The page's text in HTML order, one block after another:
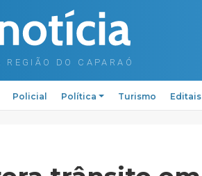
Policial Política Turismo Editais